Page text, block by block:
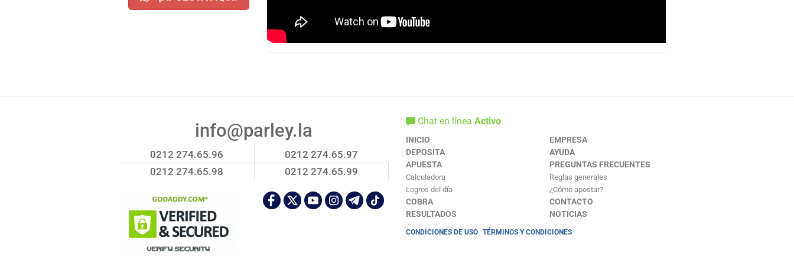
info@parley.la
0212 274.65.96
0212 274.65.97
0212 274.65.98
0212 274.65.99
Chat en línea Activo
INICIO
DEPOSITA
APUESTA
Calculadora
Logros del día
COBRA
RESULTADOS
EMPRESA
AYUDA
PREGUNTAS FRECUENTES
Reglas generales
¿Cómo apostar?
CONTACTO
NOTICIAS
CONDICIONES DE USO TÉRMINOS Y CONDICIONES